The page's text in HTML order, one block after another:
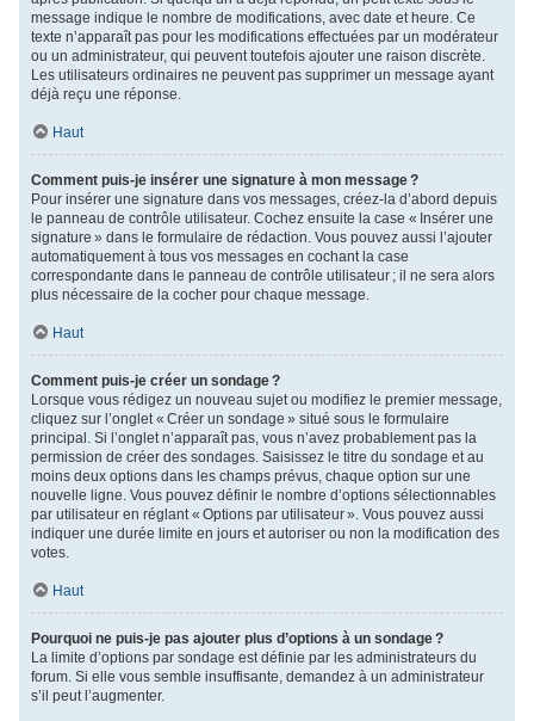
message indique le nombre de modifications, avec date et heure. Ce
texte n’apparaît pas pour les modifications effectuées par un modérateur
ou un administrateur, qui peuvent toutefois ajouter une raison discrète.
Les utilisateurs ordinaires ne peuvent pas supprimer un message ayant
déjà reçu une réponse.
Haut
Comment puis-je insérer une signature à mon message ?
Pour insérer une signature dans vos messages, créez-la d’abord depuis
le panneau de contrôle utilisateur. Cochez ensuite la case « Insérer une
signature » dans le formulaire de rédaction. Vous pouvez aussi l’ajouter
automatiquement à tous vos messages en cochant la case
correspondante dans le panneau de contrôle utilisateur ; il ne sera alors
plus nécessaire de la cocher pour chaque message.
Haut
Comment puis-je créer un sondage ?
Lorsque vous rédigez un nouveau sujet ou modifiez le premier message,
cliquez sur l’onglet « Créer un sondage » situé sous le formulaire
principal. Si l’onglet n’apparaît pas, vous n’avez probablement pas la
permission de créer des sondages. Saisissez le titre du sondage et au
moins deux options dans les champs prévus, chaque option sur une
nouvelle ligne. Vous pouvez définir le nombre d’options sélectionnables
par utilisateur en réglant « Options par utilisateur ». Vous pouvez aussi
indiquer une durée limite en jours et autoriser ou non la modification des
votes.
Haut
Pourquoi ne puis-je pas ajouter plus d’options à un sondage ?
La limite d’options par sondage est définie par les administrateurs du
forum. Si elle vous semble insuffisante, demandez à un administrateur
s’il peut l’augmenter.